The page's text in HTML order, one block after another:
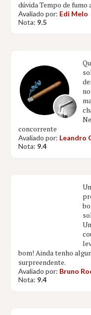
dúvida Tempo de fumo
Avaliado por: Edi Melo
Nota: 9.5
concorrente
Avaliado por: Leandro
Nota: 9.4
bom! Ainda tenho
surpreendente.
Avaliado por: Bruno
Nota: 9.4